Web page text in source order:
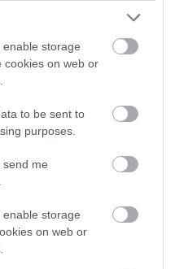
storage
cookies on web or
to be sent to
purposes.
send me
storage
on web or
οι εξαγωγές τον
οι εξαγωγές κατέγραψαν